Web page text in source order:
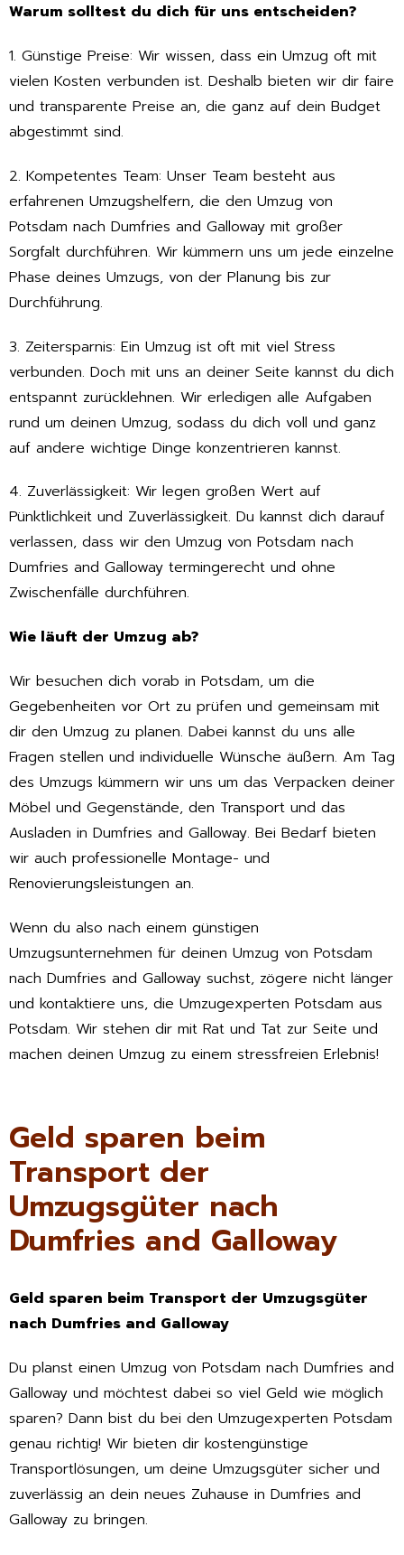
Warum solltest du dich für uns entscheiden?
1. Günstige Preise: Wir wissen, dass ein Umzug oft mit
vielen Kosten verbunden ist. Deshalb bieten wir dir faire
und transparente Preise an, die ganz auf dein Budget
abgestimmt sind.
2. Kompetentes Team: Unser Team besteht aus
erfahrenen Umzugshelfern, die den Umzug von
Potsdam nach Dumfries and Galloway mit großer
Sorgfalt durchführen. Wir kümmern uns um jede einzelne
Phase deines Umzugs, von der Planung bis zur
Durchführung.
3. Zeitersparnis: Ein Umzug ist oft mit viel Stress
verbunden. Doch mit uns an deiner Seite kannst du dich
entspannt zurücklehnen. Wir erledigen alle Aufgaben
rund um deinen Umzug, sodass du dich voll und ganz
auf andere wichtige Dinge konzentrieren kannst.
4. Zuverlässigkeit: Wir legen großen Wert auf
Pünktlichkeit und Zuverlässigkeit. Du kannst dich darauf
verlassen, dass wir den Umzug von Potsdam nach
Dumfries and Galloway termingerecht und ohne
Zwischenfälle durchführen.
Wie läuft der Umzug ab?
Wir besuchen dich vorab in Potsdam, um die
Gegebenheiten vor Ort zu prüfen und gemeinsam mit
dir den Umzug zu planen. Dabei kannst du uns alle
Fragen stellen und individuelle Wünsche äußern. Am Tag
des Umzugs kümmern wir uns um das Verpacken deiner
Möbel und Gegenstände, den Transport und das
Ausladen in Dumfries and Galloway. Bei Bedarf bieten
wir auch professionelle Montage- und
Renovierungsleistungen an.
Wenn du also nach einem günstigen
Umzugsunternehmen für deinen Umzug von Potsdam
nach Dumfries and Galloway suchst, zögere nicht länger
und kontaktiere uns, die Umzugexperten Potsdam aus
Potsdam. Wir stehen dir mit Rat und Tat zur Seite und
machen deinen Umzug zu einem stressfreien Erlebnis!
Geld sparen beim
Transport der
Umzugsgüter nach
Dumfries and Galloway
Geld sparen beim Transport der Umzugsgüter
nach Dumfries and Galloway
Du planst einen Umzug von Potsdam nach Dumfries and
Galloway und möchtest dabei so viel Geld wie möglich
sparen? Dann bist du bei den Umzugexperten Potsdam
genau richtig! Wir bieten dir kostengünstige
Transportlösungen, um deine Umzugsgüter sicher und
zuverlässig an dein neues Zuhause in Dumfries and
Galloway zu bringen.